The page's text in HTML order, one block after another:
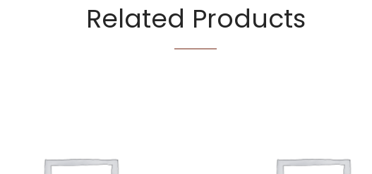
Related Products